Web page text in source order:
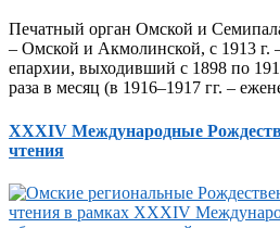
Печатный орган Омской и
– Омской и Акмолинской, с 1913 г.
епархии, выходивший с 1898 по
раза в месяц (в 1916–1917 гг. –
XXXIV Международные
чтения